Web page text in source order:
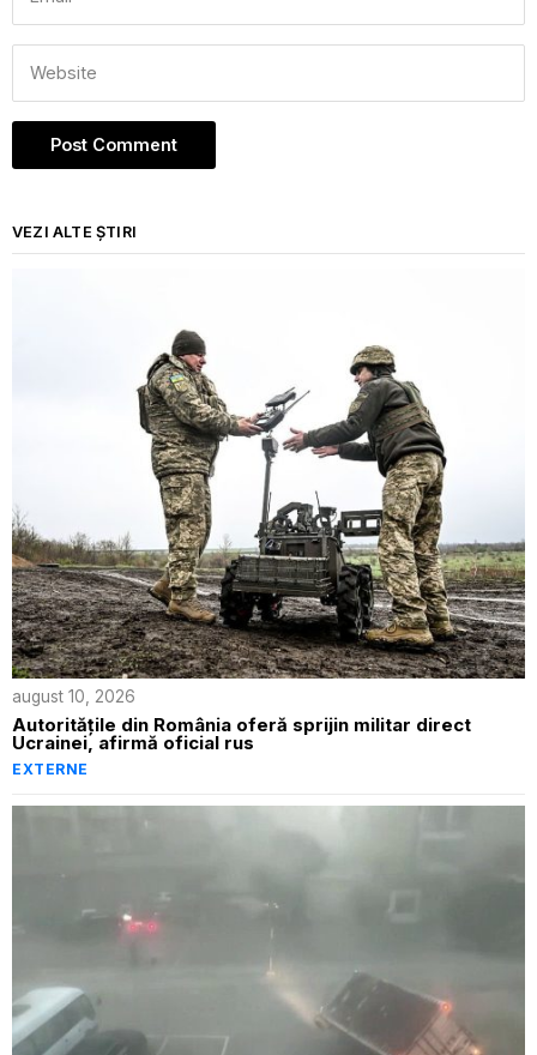
VEZI ALTE ȘTIRI
august 10, 2026
Autoritățile din România oferă sprijin militar direct
Ucrainei, afirmă oficial rus
EXTERNE